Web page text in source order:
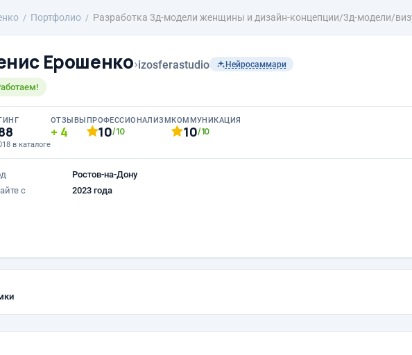
Портфолио Разработка 3д-модели женщины и дизайн-концепции/3д-модели/
Ерошенко›izosferastudio Нейросаммари
в каталоге
ОТЗЫВЫ
4
ПРОФЕССИОНАЛИЗМ
10/10
КОММУНИКАЦИЯ
10/10
Ростов-на-Дону
с
2023 года